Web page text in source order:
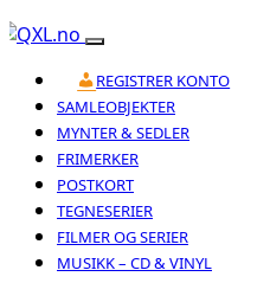
REGISTRER KONTO
SAMLEOBJEKTER
MYNTER & SEDLER
FRIMERKER
POSTKORT
TEGNESERIER
FILMER OG SERIER
MUSIKK – CD & VINYL